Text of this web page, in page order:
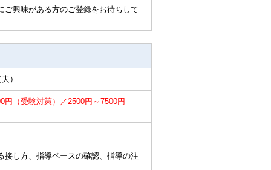
興味がある方のご登録をお待ちして
）
円（受験対策）／2500円～7500円
し方、指導ペースの確認、指導の注